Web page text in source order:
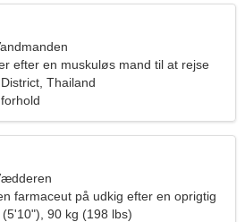
efter en muskuløs mand til at rejse
Thailand
farmaceut på udkig efter en oprigtig
(5'10"), 90 kg (198 lbs)